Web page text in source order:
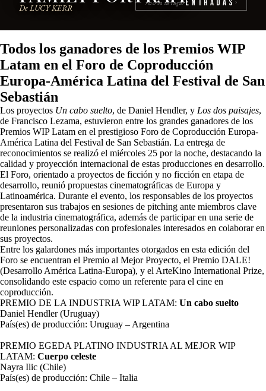
De LUCY KERR
reserva tu lugarEntradas ›
Todos los ganadores de los Premios WIP
Latam en el Foro de Coproducción
Europa-América Latina del Festival de San
Sebastián
Los proyectos Un cabo suelto, de Daniel Hendler, y Los dos paisajes,
de Francisco Lezama, estuvieron entre los grandes ganadores de los
Premios WIP Latam en el prestigioso Foro de Coproducción Europa-
América Latina del Festival de San Sebastián. La entrega de
reconocimientos se realizó el miércoles 25 por la noche, destacando la
calidad y proyección internacional de estas producciones en desarrollo.
El Foro, orientado a proyectos de ficción y no ficción en etapa de
desarrollo, reunió propuestas cinematográficas de Europa y
Latinoamérica. Durante el evento, los responsables de los proyectos
presentaron sus trabajos en sesiones de pitching ante miembros clave
de la industria cinematográfica, además de participar en una serie de
reuniones personalizadas con profesionales interesados en colaborar en
sus proyectos.
Entre los galardones más importantes otorgados en esta edición del
Foro se encuentran el Premio al Mejor Proyecto, el Premio DALE!
(Desarrollo América Latina-Europa), y el ArteKino International Prize,
consolidando este espacio como un referente para el cine en
coproducción.
PREMIO DE LA INDUSTRIA WIP LATAM: Un cabo suelto
Daniel Hendler (Uruguay)
País(es) de producción: Uruguay – Argentina
PREMIO EGEDA PLATINO INDUSTRIA AL MEJOR WIP
LATAM: Cuerpo celeste
Nayra Ilic (Chile)
País(es) de producción: Chile – Italia